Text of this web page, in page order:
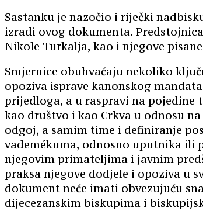
Sastanku je nazočio i riječki
izradi ovog dokumenta.
Nikole Turkalja, kao i njegove
Smjernice obuhvaćaju nekoliko
opoziva isprave kanonskog
prijedloga, a u raspravi na pojedine
kao društvo i kao Crkva u odnosu
odgoj, a samim time i definiranje
vademékuma, odnosno uputnika ili
njegovim primateljima i javnim
praksa njegove dodjele i opoziva u
dokument neće imati obvezujuću
dijecezanskim biskupima i